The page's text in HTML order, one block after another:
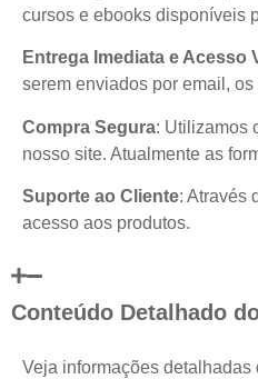
cursos e ebooks disponíveis
Entrega Imediata e Acesso
serem enviados por email,
Compra Segura: Utilizamos
nosso site. Atualmente as
Suporte ao Cliente: Através
acesso aos produtos.
Conteúdo Detalhado
Veja informações detalhadas